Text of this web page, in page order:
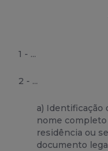
1 - ...
2 - ...
a) Identificação
nome completo
residência ou
documento